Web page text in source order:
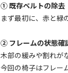
①既存ベルトの除去
まず最初に、赤と緑
② フレームの状態確
木部の緩みや割れが
今回の椅子はフレー